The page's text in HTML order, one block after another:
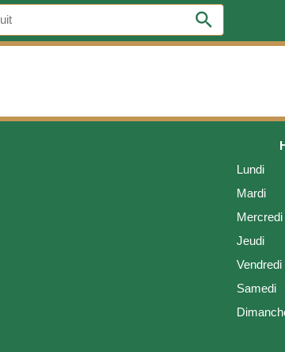
search
Lundi
Mardi
Mercredi
Jeudi
Vendredi
Samedi